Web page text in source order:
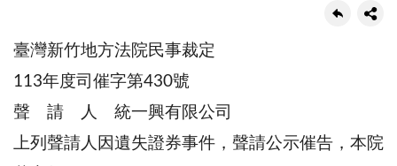
臺灣新竹地方法院民事裁定
113年度司催字第430號
聲 請 人 統一興有限公司
上列聲請人因遺失證券事件，聲請公示催告，本院